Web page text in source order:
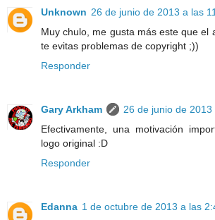
Unknown 26 de junio de 2013 a las
Muy chulo, me gusta más este que el
te evitas problemas de copyright ;))
Responder
Gary Arkham
26 de junio de 2013
Efectivamente, una motivación
logo original :D
Responder
Edanna 1 de octubre de 2013 a las